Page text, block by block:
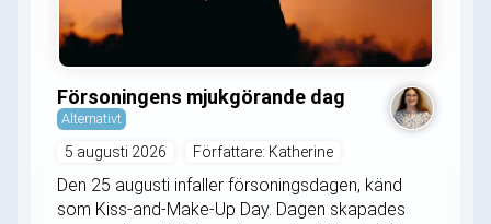
Försoningens mjukgörande dag
Alternativt
5 augusti 2026 Författare: Katherine
Den 25 augusti infaller försoningsdagen, känd
som Kiss-and-Make-Up Day. Dagen skapades